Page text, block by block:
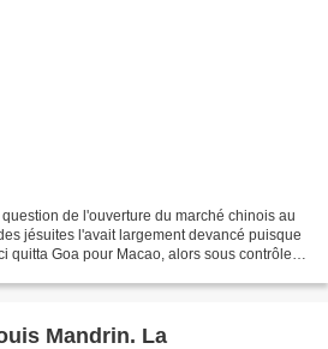
de l'ouverture du marché chinois au
jésuites l'avait largement devancé puisque
quitta Goa pour Macao, alors sous contrôle
Mandrin. La